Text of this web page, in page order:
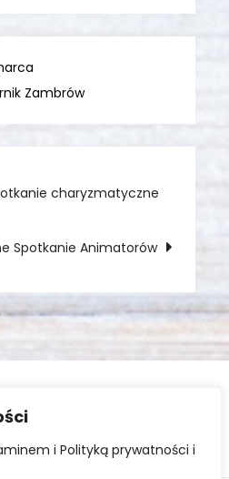
i Polityką prywatności i
Zambrów
charyzmatyczne
Spotkanie Animatorów